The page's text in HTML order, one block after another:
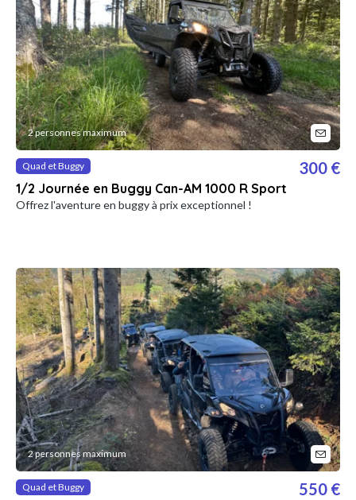
2 personnes maximum
Quad et Buggy
1/2 Journée en Buggy Can-AM 1000 R Sport
300 €
Offrez l'aventure en buggy à prix exceptionnel !
2 personnes maximum
Quad et Buggy 550 €